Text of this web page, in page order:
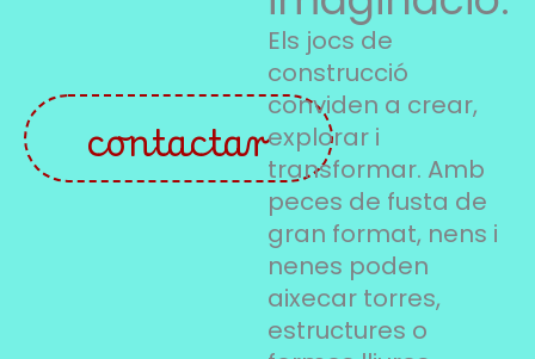
contactar
Els jocs de
construcció
conviden a crear,
explorar i
transformar. Amb
peces de fusta de
gran format, nens i
nenes poden
aixecar torres,
estructures o